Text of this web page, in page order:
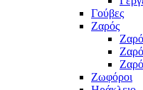
Γούβες
Ζαρός
Ζωφόροι